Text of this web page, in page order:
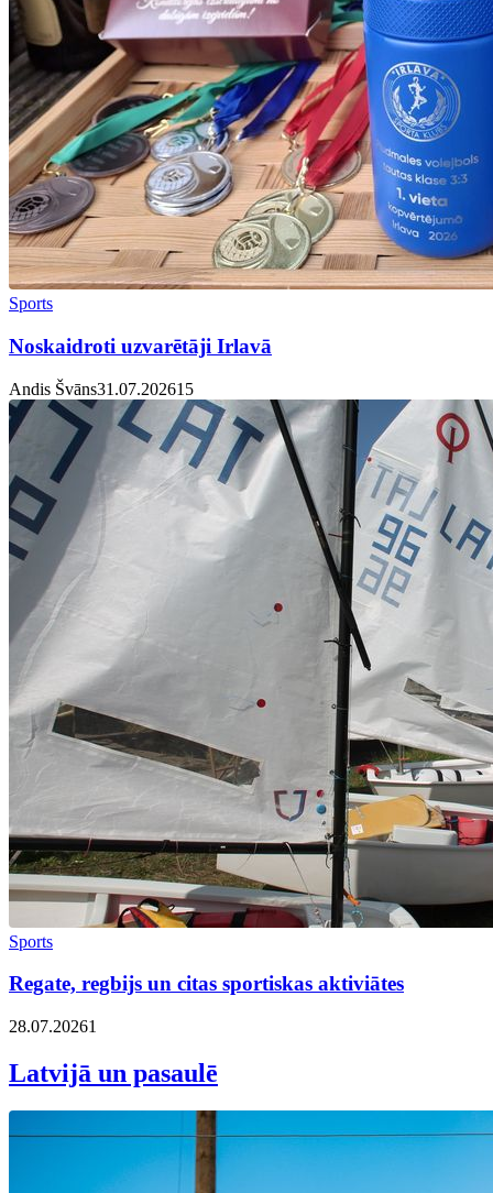
Sports
Noskaidroti uzvarētāji Irlavā
Andis Švāns31.07.20261 5
Sports
Regate, regbijs un citas sportiskas aktiviātes
28.07.20261
Latvijā un pasaulē